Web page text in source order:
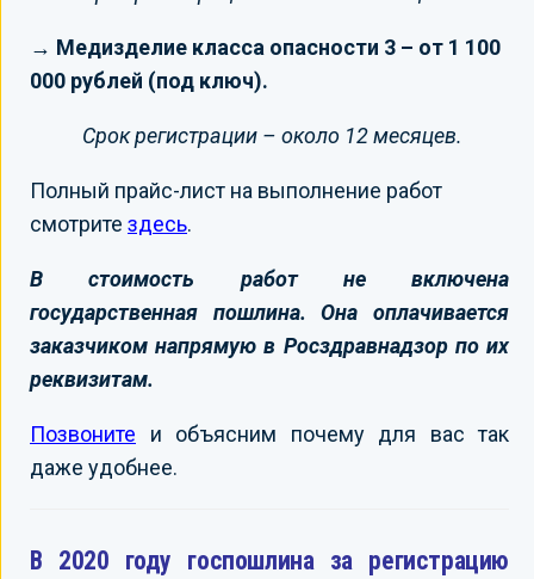
→ Медизделие класса опасности 3 – от 1 100
000 рублей (под ключ).
Срок регистрации – около 12 месяцев.
Полный прайс-лист на выполнение работ
смотрите здесь.
В стоимость работ не включена
государственная пошлина. Она оплачивается
заказчиком напрямую в Росздравнадзор по их
реквизитам.
Позвоните и объясним почему для вас так
даже удобнее.
В 2020 году госпошлина за регистрацию